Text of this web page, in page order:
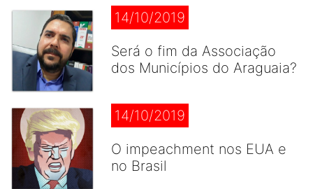
14/10/2019
Será o fim da Associação
dos Municípios do Araguaia?
14/10/2019
O impeachment nos EUA e
no Brasil